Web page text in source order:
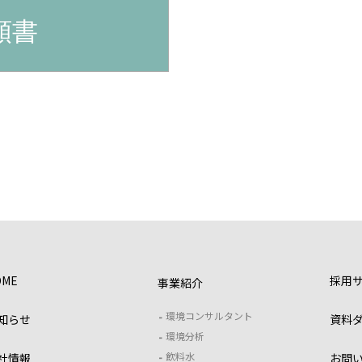
書
らせ
情報
事業紹介
環境コンサルタント
環境分析
飲料水
採用
資料
お問